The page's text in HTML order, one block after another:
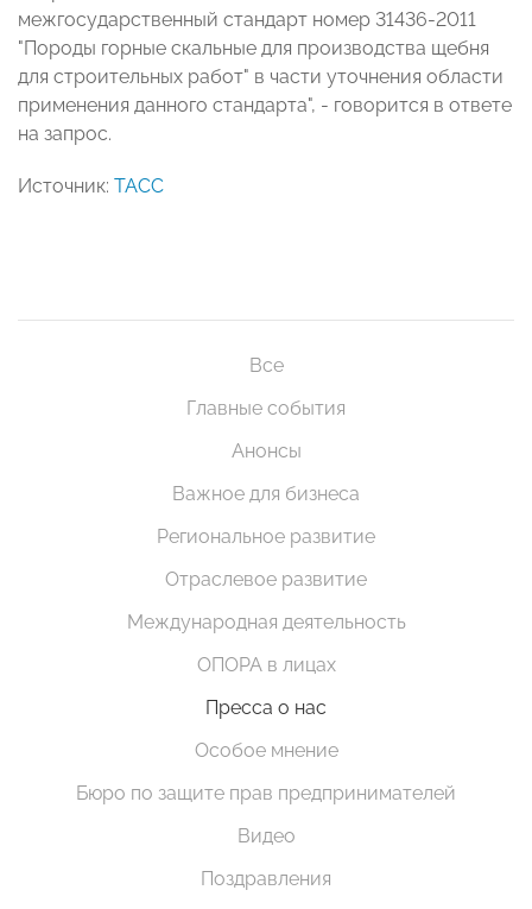
межгосударственный стандарт номер 31436-2011
"Породы горные скальные для производства щебня
для строительных работ" в части уточнения области
применения данного стандарта", - говорится в ответе
на запрос.
Источник: ТАСС
Все
Главные события
Анонсы
Важное для бизнеса
Региональное развитие
Отраслевое развитие
Международная деятельность
ОПОРА в лицах
Пресса о нас
Особое мнение
Бюро по защите прав предпринимателей
Видео
Поздравления